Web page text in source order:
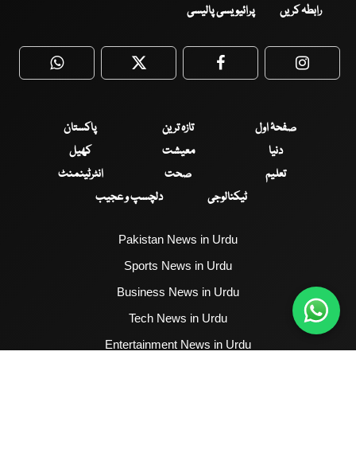
رابطہ کریں پرائیویسی پالیسی
WhatsApp Twitter Facebook
صفحۂ اول تازہ ترین
پاکستان
دنیا
معیشت
کھیل
تعلیم
صحت
انٹرٹینمنٹ
ٹیکنالوجی
دلچسپ و عجیب
Pakistan News in Urdu
Sports News in Urdu
Business News in Urdu
Tech News in Urdu
Entertainment News in Urdu